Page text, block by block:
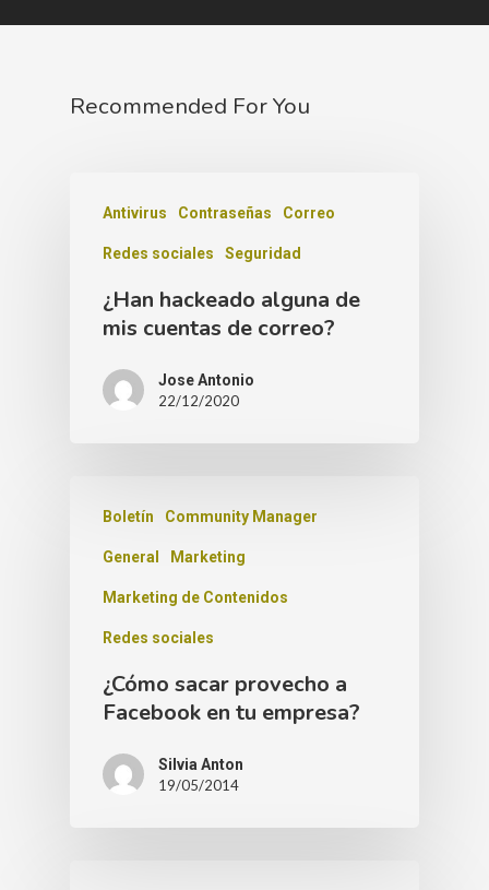
Recommended For You
Antivirus Contraseñas Correo
Redes sociales Seguridad
¿Han hackeado alguna de
mis cuentas de correo?
Jose Antonio
22/12/2020
Boletín Community Manager
General Marketing
Marketing de Contenidos
Redes sociales
¿Cómo sacar provecho a
Facebook en tu empresa?
Silvia Anton
19/05/2014